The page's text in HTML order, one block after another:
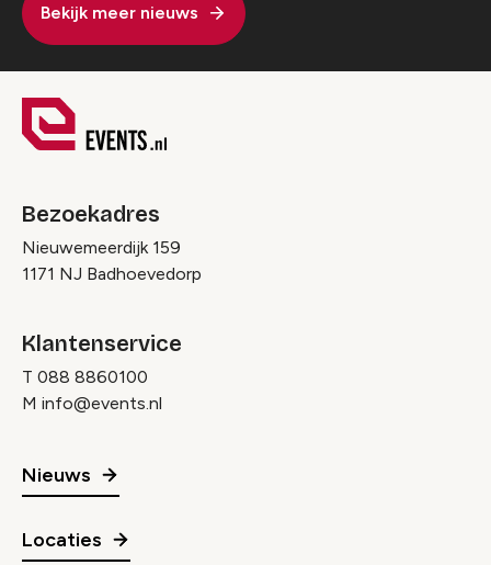
Bekijk meer nieuws
Bezoekadres
Nieuwemeerdijk 159
1171 NJ Badhoevedorp
Klantenservice
T 088 8860100
M info@events.nl
Nieuws
Locaties